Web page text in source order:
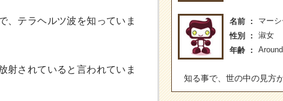
、テラヘルツ波を知っていま
射されていると言われていま
名前
マー
性別
淑女
年齢
知る事で、世の中の見方